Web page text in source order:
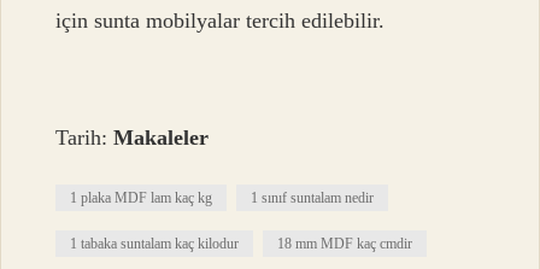
için sunta mobilyalar tercih edilebilir.
Tarih:Makaleler
1 plaka MDF lam kaç kg 1 sınıf suntalam nedir
1 tabaka suntalam kaç kilodur 18 mm MDF kaç cmdir